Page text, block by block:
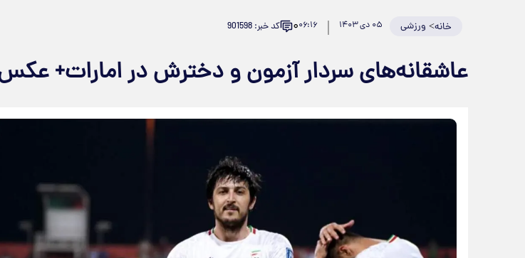
خانه> ورزشی ۰۵ دی ۱۴۰۳ ۰۶:۱۶۰ کد خبر: 901598
عاشقانه‌های سردار آزمون و دخترش در امارات+